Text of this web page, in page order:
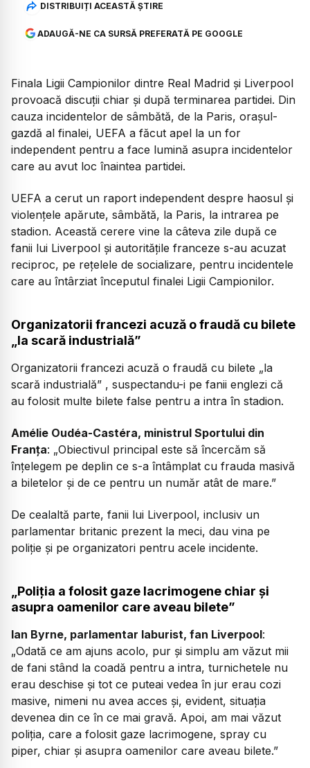
DISTRIBUIȚI ACEASTĂ ȘTIRE
ADAUGĂ-NE CA SURSĂ PREFERATĂ PE GOOGLE
Finala Ligii Campionilor dintre Real Madrid și Liverpool
provoacă discuții chiar și după terminarea partidei. Din
cauza incidentelor de sâmbătă, de la Paris, orașul-
gazdă al finalei, UEFA a făcut apel la un for
independent pentru a face lumină asupra incidentelor
care au avut loc înaintea partidei.
UEFA a cerut un raport independent despre haosul și
violențele apărute, sâmbătă, la Paris, la intrarea pe
stadion. Această cerere vine la câteva zile după ce
fanii lui Liverpool și autoritățile franceze s-au acuzat
reciproc, pe rețelele de socializare, pentru incidentele
care au întârziat începutul finalei Ligii Campionilor.
Organizatorii francezi acuză o fraudă cu bilete
„la scară industrială”
Organizatorii francezi acuză o fraudă cu bilete „la
scară industrială” , suspectandu-i pe fanii englezi că
au folosit multe bilete false pentru a intra în stadion.
Amélie Oudéa-Castéra, ministrul Sportului din
Franța: „Obiectivul principal este să încercăm să
înțelegem pe deplin ce s-a întâmplat cu frauda masivă
a biletelor și de ce pentru un număr atât de mare.”
De cealaltă parte, fanii lui Liverpool, inclusiv un
parlamentar britanic prezent la meci, dau vina pe
poliție și pe organizatori pentru acele incidente.
„Poliția a folosit gaze lacrimogene chiar și
asupra oamenilor care aveau bilete”
Ian Byrne, parlamentar laburist, fan Liverpool:
„Odată ce am ajuns acolo, pur și simplu am văzut mii
de fani stând la coadă pentru a intra, turnichetele nu
erau deschise și tot ce puteai vedea în jur erau cozi
masive, nimeni nu avea acces și, evident, situația
devenea din ce în ce mai gravă. Apoi, am mai văzut
poliția, care a folosit gaze lacrimogene, spray cu
piper, chiar și asupra oamenilor care aveau bilete.”